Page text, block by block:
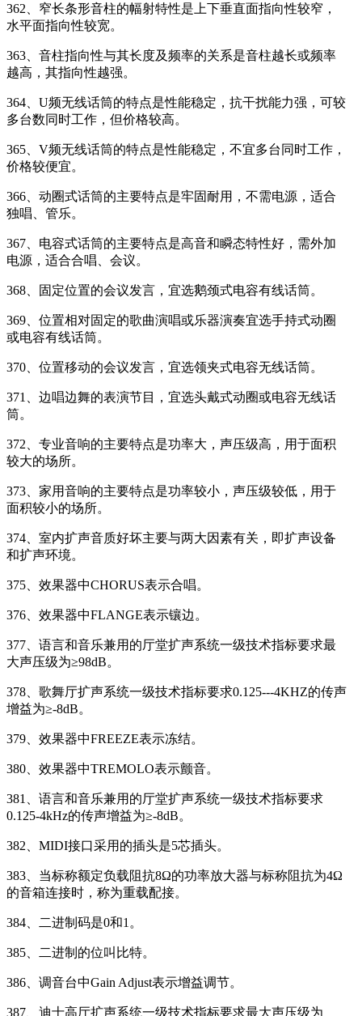
362、窄长条形音柱的幅射特性是上下垂直面指向性较窄，
水平面指向性较宽。
363、音柱指向性与其长度及频率的关系是音柱越长或频率
越高，其指向性越强。
364、U频无线话筒的特点是性能稳定，抗干扰能力强，可较
多台数同时工作，但价格较高。
365、V频无线话筒的特点是性能稳定，不宜多台同时工作，
价格较便宜。
366、动圈式话筒的主要特点是牢固耐用，不需电源，适合
独唱、管乐。
367、电容式话筒的主要特点是高音和瞬态特性好，需外加
电源，适合合唱、会议。
368、固定位置的会议发言，宜选鹅颈式电容有线话筒。
369、位置相对固定的歌曲演唱或乐器演奏宜选手持式动圈
或电容有线话筒。
370、位置移动的会议发言，宜选领夹式电容无线话筒。
371、边唱边舞的表演节目，宜选头戴式动圈或电容无线话
筒。
372、专业音响的主要特点是功率大，声压级高，用于面积
较大的场所。
373、家用音响的主要特点是功率较小，声压级较低，用于
面积较小的场所。
374、室内扩声音质好坏主要与两大因素有关，即扩声设备
和扩声环境。
375、效果器中CHORUS表示合唱。
376、效果器中FLANGE表示镶边。
377、语言和音乐兼用的厅堂扩声系统一级技术指标要求最
大声压级为≥98dB。
378、歌舞厅扩声系统一级技术指标要求0.125---4KHZ的传声
增益为≥-8dB。
379、效果器中FREEZE表示冻结。
380、效果器中TREMOLO表示颤音。
381、语言和音乐兼用的厅堂扩声系统一级技术指标要求
0.125-4kHz的传声增益为≥-8dB。
382、MIDI接口采用的插头是5芯插头。
383、当标称额定负载阻抗8Ω的功率放大器与标称阻抗为4Ω
的音箱连接时，称为重载配接。
384、二进制码是0和1。
385、二进制的位叫比特。
386、调音台中Gain Adjust表示增益调节。
387、迪士高厅扩声系统一级技术指标要求最大声压级为